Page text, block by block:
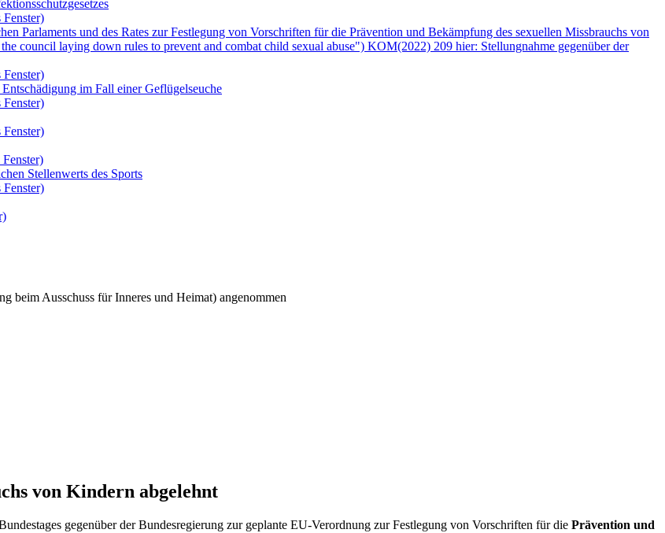
Parlaments und des Rates zur Festlegung von Vorschriften für die Prävention und Bekämpfung des sexuellen Missbrauchs von
council laying down rules to prevent and combat child sexual abuse") KOM(2022) 209 hier: Stellungnahme gegenüber der
im Fall einer Geflügelseuche
Stellenwerts des Sports
beim Ausschuss für Inneres und Heimat) angenommen
von Kindern abgelehnt
gegenüber der Bundesregierung zur geplante EU-Verordnung zur Festlegung von Vorschriften für die Prävention und